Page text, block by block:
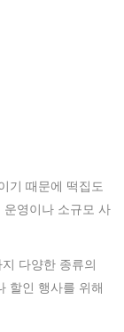
기 때문에 떡집도
영이나 소규모 사
다양한 종류의
할인 행사를 위해